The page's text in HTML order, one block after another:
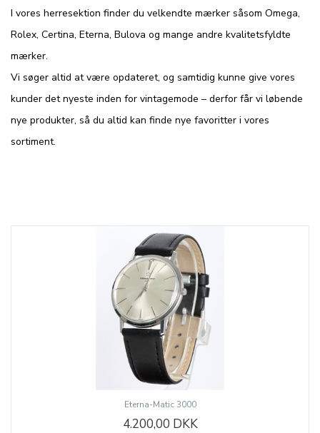
I vores herresektion finder du velkendte mærker såsom Omega,
Rolex, Certina, Eterna, Bulova og mange andre kvalitetsfyldte
mærker.
Vi søger altid at være opdateret, og samtidig kunne give vores
kunder det nyeste inden for vintagemode – derfor får vi løbende
nye produkter, så du altid kan finde nye favoritter i vores
sortiment.
Eterna-Matic 3000
4.200,00 DKK